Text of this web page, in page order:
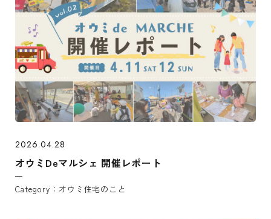
2026.04.28
オウミDeマルシェ 開催レポート
オウミ住宅のこと